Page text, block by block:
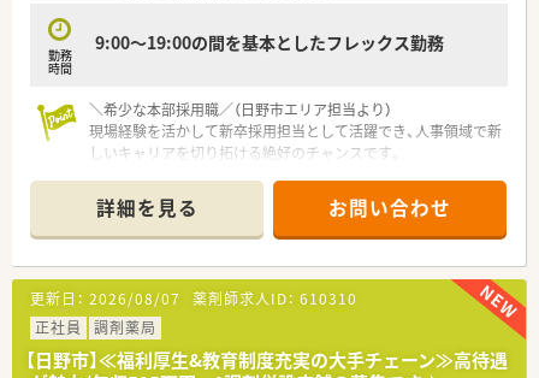
勤務
時間
9:00～19:00の間を基本としたフレックス勤務
＼希少な本部採用職／（日野市エリア担当より）
現場経験を活かして新卒採用担当として活躍でき、人事領域で新
しいキャリアを切り拓ける絶好のチャンスです。
【店舗情報と応需状況について】
■JR中央線の豊田駅から徒歩5分ほどの本部に勤務し、通勤アク
セスが大変良好な環境となっております。
■本部での採用業務がメインとなるため、店舗での処方箋応需科
目や枚数の定めは基本的にございません。
■学生目線に立って前向きに取り組める方はぜひご相談くださ
い。
詳細を見る お問い合わせ
更新日： 2026/08/07 薬剤師求人ID： 610310
正社員
調剤薬局
【日野市】≪福利厚生&教育制度充実の大手チェーン≫高待遇